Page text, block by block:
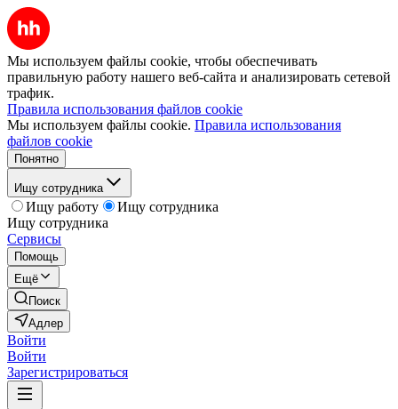
Мы используем файлы cookie, чтобы обеспечивать
правильную работу нашего веб-сайта и анализировать сетевой
трафик.
Правила использования файлов cookie
Мы используем файлы cookie. Правила использования
файлов cookie
Понятно
Ищу сотрудника
Ищу работу
Ищу сотрудника
Ищу сотрудника
Сервисы
Помощь
Ещё
Поиск
Адлер
Войти
Войти
Зарегистрироваться